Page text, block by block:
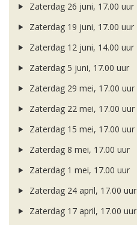
Zaterdag 26 juni, 17.00 uur
Zaterdag 19 juni, 17.00 uur
Zaterdag 12 juni, 14.00 uur
Zaterdag 5 juni, 17.00 uur
Zaterdag 29 mei, 17.00 uur
Zaterdag 22 mei, 17.00 uur
Zaterdag 15 mei, 17.00 uur
Zaterdag 8 mei, 17.00 uur
Zaterdag 1 mei, 17.00 uur
Zaterdag 24 april, 17.00 uur
Zaterdag 17 april, 17.00 uur